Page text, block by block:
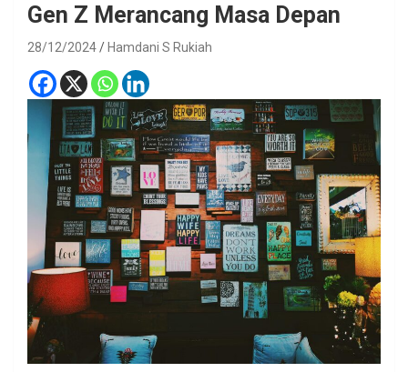
Gen Z Merancang Masa Depan
28/12/2024 Hamdani S Rukiah